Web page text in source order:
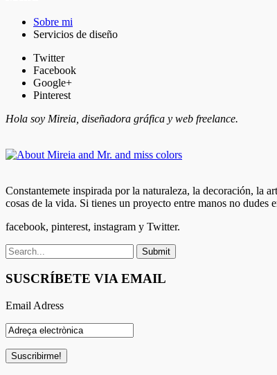
Sobre mi
Servicios de diseño
Twitter
Facebook
Google+
Pinterest
Hola soy Mireia, diseñadora gráfica y web freelance.
Constantemete inspirada por la naturaleza, la decoración, la
cosas de la vida. Si tienes un proyecto entre manos no dudes
facebook, pinterest, instagram y Twitter.
SUSCRÍBETE VIA EMAIL
Email Adress